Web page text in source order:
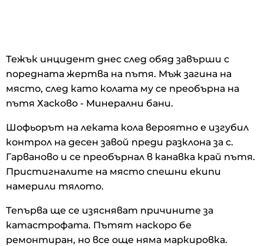
Тежък инцидент днес след обяд завърши с
поредната жертва на пътя. Мъж загина на
място, след като колата му се преобърна на
пътя Хасково - Минерални бани.
Шофьорът на леката кола вероятно е изгубил
контрол на десен завой преди разклона за с.
Гарваново и се преобърнал в канавка край пътя.
Пристигналите на място спешни екипи
намерили тялото.
Тепърва ще се изясняват причините за
катастрофата. Пътят наскоро бе
ремонтиран, но все още няма маркировка.